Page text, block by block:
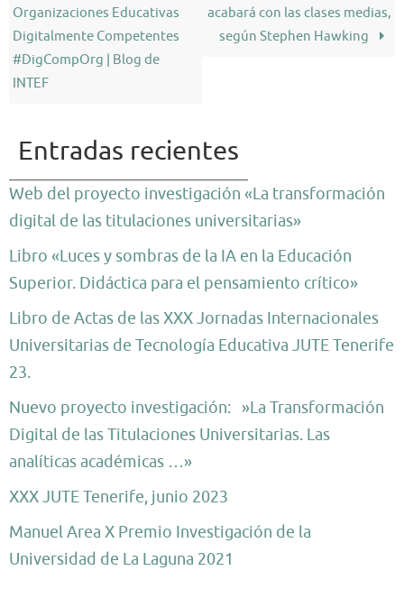
Organizaciones Educativas
Digitalmente Competentes
#DigCompOrg | Blog de
INTEF
acabará con las clases medias,
según Stephen Hawking
Entradas recientes
Web del proyecto investigación «La transformación
digital de las titulaciones universitarias»
Libro «Luces y sombras de la IA en la Educación
Superior. Didáctica para el pensamiento crítico»
Libro de Actas de las XXX Jornadas Internacionales
Universitarias de Tecnología Educativa JUTE Tenerife
23.
Nuevo proyecto investigación: »La Transformación
Digital de las Titulaciones Universitarias. Las
analíticas académicas …»
XXX JUTE Tenerife, junio 2023
Manuel Area X Premio Investigación de la
Universidad de La Laguna 2021